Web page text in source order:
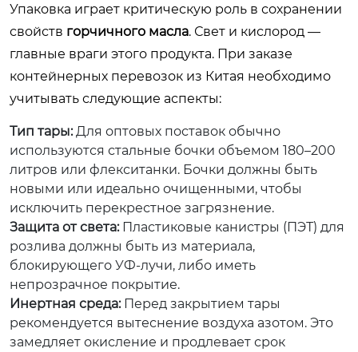
Упаковка играет критическую роль в сохранении
свойств горчичного масла. Свет и кислород —
главные враги этого продукта. При заказе
контейнерных перевозок из Китая необходимо
учитывать следующие аспекты:
Тип тары:Для оптовых поставок обычно
используются стальные бочки объемом 180–200
литров или флекситанки. Бочки должны быть
новыми или идеально очищенными, чтобы
исключить перекрестное загрязнение.
Защита от света:Пластиковые канистры (ПЭТ) для
розлива должны быть из материала,
блокирующего УФ-лучи, либо иметь
непрозрачное покрытие.
Инертная среда:Перед закрытием тары
рекомендуется вытеснение воздуха азотом. Это
замедляет окисление и продлевает срок